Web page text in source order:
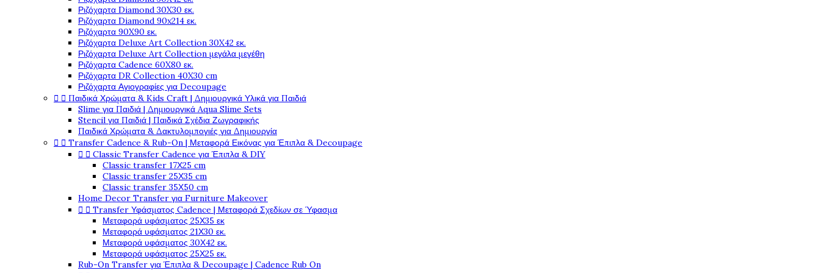
Ριζόχαρτα Diamond 30X30 εκ.
Ριζόχαρτα Diamond 90x214 εκ.
Ριζόχαρτα 90X90 εκ.
Ριζόχαρτα Deluxe Art Collection 30X42 εκ.
Ριζόχαρτα Deluxe Art Collection μεγάλα μεγέθη
Ριζόχαρτα Cadence 60X80 εκ.
Ριζόχαρτα DR Collection 40X30 cm
Ριζόχαρτα Αγιογραφίες για Decoupage
  Παιδικά Χρώματα & Kids Craft | Δημιουργικά Υλικά για Παιδιά
Slime για Παιδιά | Δημιουργικά Aqua Slime Sets
Stencil για Παιδιά | Παιδικά Σχέδια Ζωγραφικής
Παιδικά Χρώματα & Δακτυλομπογιές για Δημιουργία
  Transfer Cadence & Rub-On | Μεταφορά Εικόνας για Έπιπλα & Decoupage
  Classic Transfer Cadence για Έπιπλα & DIY
Classic transfer 17Χ25 cm
Classic transfer 25Χ35 cm
Classic transfer 35Χ50 cm
Home Decor Transfer για Furniture Makeover
  Transfer Υφάσματος Cadence | Μεταφορά Σχεδίων σε Ύφασμα
Μεταφορά υφάσματος 25Χ35 εκ
Μεταφορά υφάσματος 21Χ30 εκ.
Μεταφορά υφάσματος 30Χ42 εκ.
Μεταφορά υφάσματος 25Χ25 εκ.
Rub-On Transfer για Έπιπλα & Decoupage | Cadence Rub On